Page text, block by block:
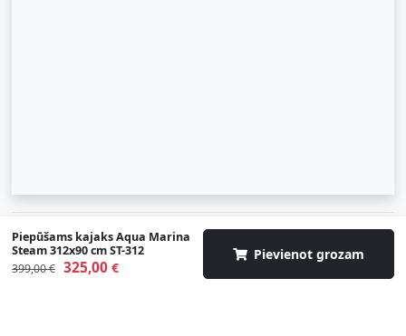
Piepūšams kajaks Aqua Marina
Steam 312x90 cm ST-312
399,00 € 325,00€
Pievienot grozam
© 2007-2026 SIA "Zinva" | Morex.lv